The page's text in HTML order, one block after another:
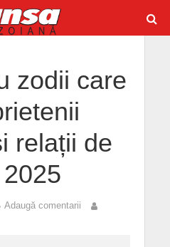
zodii care
relații de
Adaugă comentarii